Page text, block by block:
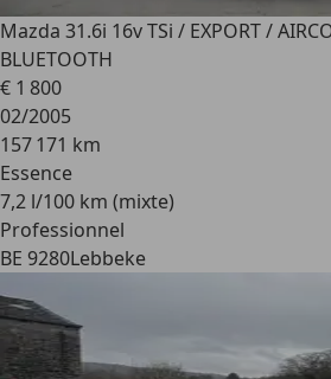
Mazda 31.6i 16v TSi / EXPORT /
BLUETOOTH
€ 1 800
02/2005
157 171 km
Essence
7,2 l/100 km (mixte)
Professionnel
BE 9280Lebbeke